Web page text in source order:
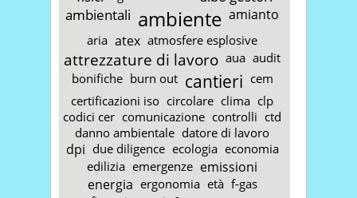
ambientali ambiente amianto
aria atex atmosfere esplosive
attrezzature di lavoro aua audit
bonifiche burn out cantieri cem
certificazioni iso circolare clima clp
codici cer comunicazione controlli ctd
danno ambientale datore di lavoro
dpi due diligence ecologia economia
edilizia emergenze emissioni
energia ergonomia età f-gas